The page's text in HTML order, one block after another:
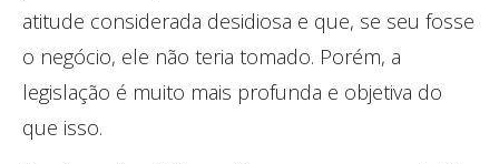
atitude considerada desidiosa e que, se seu fosse
o negócio, ele não teria tomado. Porém, a
legislação é muito mais profunda e objetiva do
que isso.